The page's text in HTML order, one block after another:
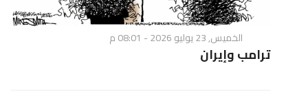
الخميس, 23 يوليو 2026 - 08:01 م
ترامب وإيران